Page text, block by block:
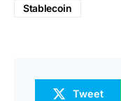
Stablecoin
Tweet